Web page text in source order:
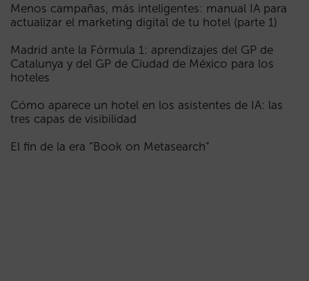
Menos campañas, más inteligentes: manual IA para
actualizar el marketing digital de tu hotel (parte 1)
Madrid ante la Fórmula 1: aprendizajes del GP de
Catalunya y del GP de Ciudad de México para los
hoteles
Cómo aparece un hotel en los asistentes de IA: las
tres capas de visibilidad
El fin de la era “Book on Metasearch”